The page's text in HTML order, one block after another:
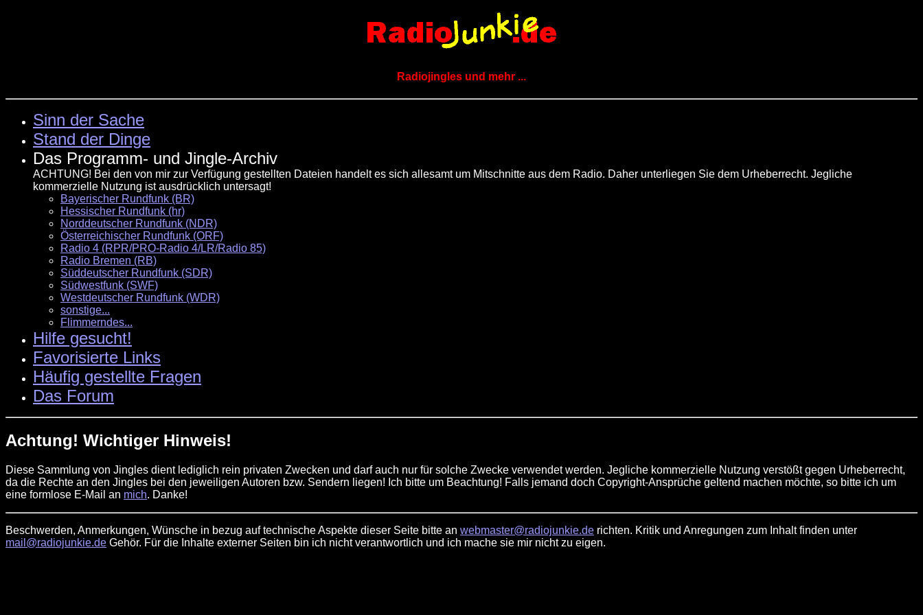
Radiojingles und mehr ...
Sinn der Sache
Stand der Dinge
Das Programm- und Jingle-Archiv
ACHTUNG! Bei den von mir zur Verfügung gestellten Dateien handelt es sich allesamt um Mitschnitte aus dem Radio. Daher unterliegen Sie dem Urheberrecht. Jegliche
kommerzielle Nutzung ist ausdrücklich untersagt!
Bayerischer Rundfunk (BR)
Hessischer Rundfunk (hr)
Norddeutscher Rundfunk (NDR)
Österreichischer Rundfunk (ORF)
Radio 4 (RPR/PRO-Radio 4/LR/Radio 85)
Radio Bremen (RB)
Süddeutscher Rundfunk (SDR)
Südwestfunk (SWF)
Westdeutscher Rundfunk (WDR)
sonstige...
Flimmerndes...
Hilfe gesucht!
Favorisierte Links
Häufig gestellte Fragen
Das Forum
Achtung! Wichtiger Hinweis!
Diese Sammlung von Jingles dient lediglich rein privaten Zwecken und darf auch nur für solche Zwecke verwendet werden. Jegliche kommerzielle Nutzung verstößt gegen Urheberrecht,
da die Rechte an den Jingles bei den jeweiligen Autoren bzw. Sendern liegen! Ich bitte um Beachtung! Falls jemand doch Copyright-Ansprüche geltend machen möchte, so bitte ich um
eine formlose E-Mail an mich. Danke!
Beschwerden, Anmerkungen, Wünsche in bezug auf technische Aspekte dieser Seite bitte an webmaster@radiojunkie.de richten. Kritik und Anregungen zum Inhalt finden unter
mail@radiojunkie.de Gehör. Für die Inhalte externer Seiten bin ich nicht verantwortlich und ich mache sie mir nicht zu eigen.